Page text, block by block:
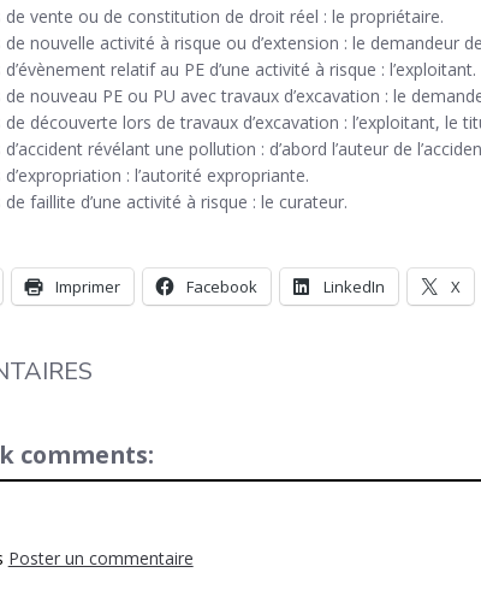
de vente ou de constitution de droit réel : le propriétaire.
de nouvelle activité à risque ou d’extension : le demandeur
d’évènement relatif au PE d’une activité à risque : l’exploitant.
de nouveau PE ou PU avec travaux d’excavation : le
de découverte lors de travaux d’excavation : l’exploitant, le
d’accident révélant une pollution : d’abord l’auteur de
d’expropriation : l’autorité expropriante.
de faillite d’une activité à risque : le curateur.
Imprimer Facebook LinkedIn X
comments:
Poster un commentaire